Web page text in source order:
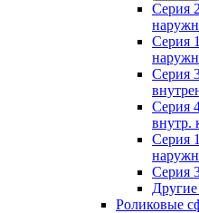
Серия
Серия
Серия
Серия
внутр.
Серия
Роликовые